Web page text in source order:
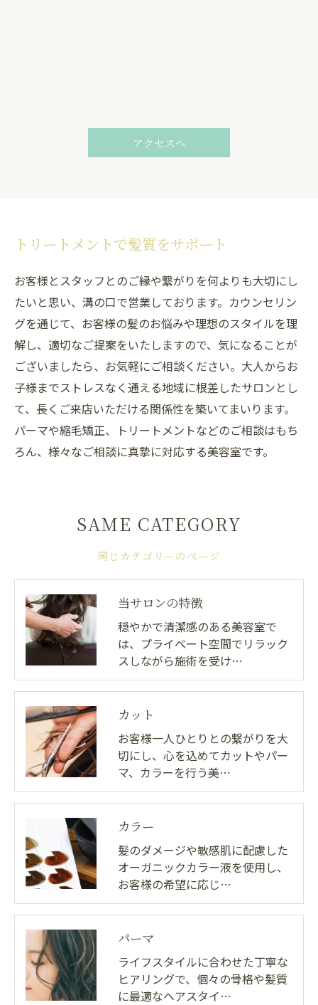
アクセスへ
トリートメントで髪質をサポート
お客様とスタッフとのご縁や繋がりを何よりも大切にし
たいと思い、溝の口で営業しております。カウンセリン
グを通じて、お客様の髪のお悩みや理想のスタイルを理
解し、適切なご提案をいたしますので、気になることが
ございましたら、お気軽にご相談ください。大人からお
子様までストレスなく通える地域に根差したサロンとし
て、長くご来店いただける関係性を築いてまいります。
パーマや縮毛矯正、トリートメントなどのご相談はもち
ろん、様々なご相談に真摯に対応する美容室です。
同じカテゴリーのページ
SAME CATEGORY
当サロンの特徴
穏やかで清潔感のある美容室で
は、プライベート空間でリラック
スしながら施術を受け…
カット
お客様一人ひとりとの繋がりを大
切にし、心を込めてカットやパー
マ、カラーを行う美…
カラー
髪のダメージや敏感肌に配慮した
オーガニックカラー液を使用し、
お客様の希望に応じ…
パーマ
ライフスタイルに合わせた丁寧な
ヒアリングで、個々の骨格や髪質
に最適なヘアスタイ…